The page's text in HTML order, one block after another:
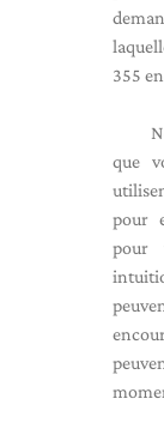
355
que
pour
pour